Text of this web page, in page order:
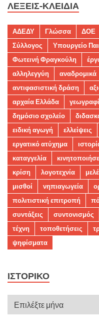
ΛΈΞΕΙΣ-ΚΛΕΙΔΙΆ
ΑΔΕΔΥ Γλώσσα ΔΟΕ
Σύλλογος
Υπουργείο
Φωτεινή Φραγκούλη
αλληλεγγύη
αναδρομικά
αντιφασιστική δράση
αρχαία Ελλάδα
δημόσιο σχολείο
ειδική αγωγή
ελλείψεις
εργατικό ατύχημα
καταγγελία
κρίση
λογοτεχνία
μισθοί
νηπιαγωγεία
πολιτιστική επιτροπή
συντάξεις
συντονισμός
τέχνη
τοποθετήσεις
ψηφίσματα
ΙΣΤΟΡΙΚΌ